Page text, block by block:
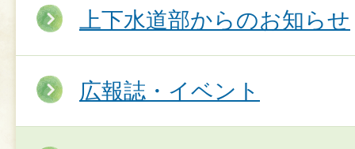
上下水道部からのお知らせ
広報誌・イベント